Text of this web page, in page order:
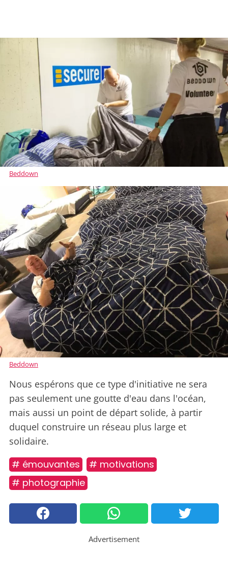
Beddown
Beddown
Nous espérons que ce type d'initiative ne sera
pas seulement une goutte d'eau dans l'océan,
mais aussi un point de départ solide, à partir
duquel construire un réseau plus large et
solidaire.
# émouvantes
# motivations
# photographie
Advertisement